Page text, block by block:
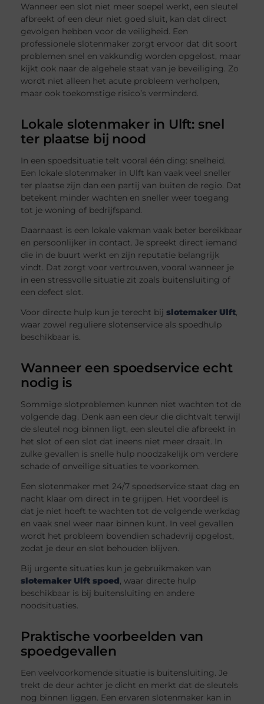
Wanneer een slot niet meer soepel werkt, een sleutel
afbreekt of een deur niet goed sluit, kan dat direct
gevolgen hebben voor de veiligheid. Een
professionele slotenmaker zorgt ervoor dat dit soort
problemen snel en vakkundig worden opgelost, maar
kijkt ook naar de algehele staat van je beveiliging. Zo
wordt niet alleen het acute probleem verholpen,
maar ook toekomstige risico’s verminderd.
Lokale slotenmaker in Ulft: snel
ter plaatse bij nood
In een spoedsituatie telt vooral één ding: snelheid.
Een lokale slotenmaker in Ulft kan vaak veel sneller
ter plaatse zijn dan een partij van buiten de regio. Dat
betekent minder wachten en sneller weer toegang
tot je woning of bedrijfspand.
Daarnaast is een lokale vakman vaak beter bereikbaar
en persoonlijker in contact. Je spreekt direct iemand
die in de buurt werkt en zijn reputatie belangrijk
vindt. Dat zorgt voor vertrouwen, vooral wanneer je
in een stressvolle situatie zit zoals buitensluiting of
een defect slot.
Voor directe hulp kun je terecht bijslotemaker Ulft,
waar zowel reguliere slotenservice als spoedhulp
beschikbaar is.
Wanneer een spoedservice echt
nodig is
Sommige slotproblemen kunnen niet wachten tot de
volgende dag. Denk aan een deur die dichtvalt terwijl
de sleutel nog binnen ligt, een sleutel die afbreekt in
het slot of een slot dat ineens niet meer draait. In
zulke gevallen is snelle hulp noodzakelijk om verdere
schade of onveilige situaties te voorkomen.
Een slotenmaker met 24/7 spoedservice staat dag en
nacht klaar om direct in te grijpen. Het voordeel is
dat je niet hoeft te wachten tot de volgende werkdag
en vaak snel weer naar binnen kunt. In veel gevallen
wordt het probleem bovendien schadevrij opgelost,
zodat je deur en slot behouden blijven.
Bij urgente situaties kun je gebruikmaken van
slotemaker Ulft spoed, waar directe hulp
beschikbaar is bij buitensluiting en andere
noodsituaties.
Praktische voorbeelden van
spoedgevallen
Een veelvoorkomende situatie is buitensluiting. Je
trekt de deur achter je dicht en merkt dat de sleutels
nog binnen liggen. Een ervaren slotenmaker kan in